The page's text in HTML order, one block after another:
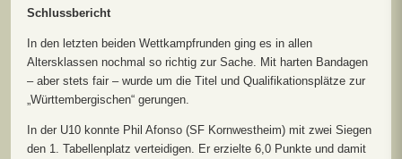
Schlussbericht
In den letzten beiden Wettkampfrunden ging es in allen
Altersklassen nochmal so richtig zur Sache. Mit harten Bandagen
– aber stets fair – wurde um die Titel und Qualifikationsplätze zur
„Württembergischen“ gerungen.
In der U10 konnte Phil Afonso (SF Kornwestheim) mit zwei Siegen
den 1. Tabellenplatz verteidigen. Er erzielte 6,0 Punkte und damit